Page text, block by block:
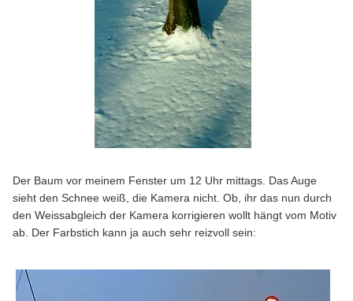
Der Baum vor meinem Fenster um 12 Uhr mittags. Das Auge
sieht den Schnee weiß, die Kamera nicht. Ob, ihr das nun durch
den Weissabgleich der Kamera korrigieren wollt hängt vom Motiv
ab. Der Farbstich kann ja auch sehr reizvoll sein: